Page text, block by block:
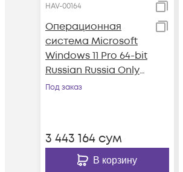
HAV-00164
Операционная
система Microsoft
Windows 11 Pro 64-bit
Russian Russia Only
USB
Под заказ
3 443 164 сум
В корзину